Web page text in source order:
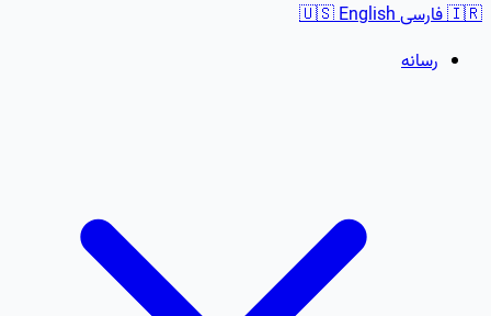
🇮🇷فارسی 🇺🇸English
رسانه